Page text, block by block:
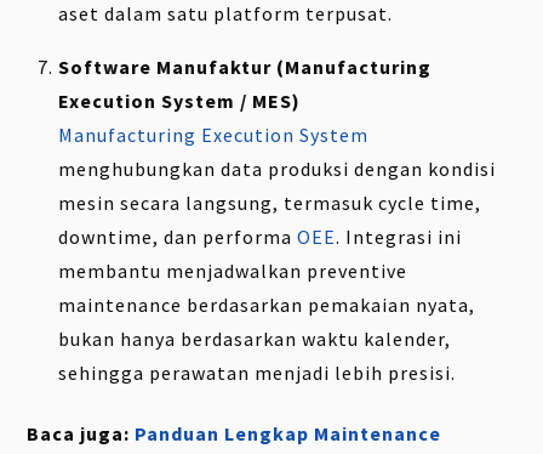
aset dalam satu platform terpusat.
Software Manufaktur (Manufacturing
Execution System / MES)
Manufacturing Execution System
menghubungkan data produksi dengan kondisi
mesin secara langsung, termasuk cycle time,
downtime, dan performa OEE. Integrasi ini
membantu menjadwalkan preventive
maintenance berdasarkan pemakaian nyata,
bukan hanya berdasarkan waktu kalender,
sehingga perawatan menjadi lebih presisi.
Baca juga: Panduan Lengkap Maintenance